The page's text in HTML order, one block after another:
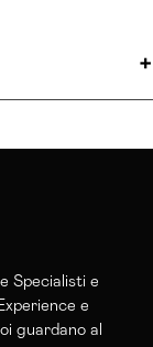
Specialisti e
e
guardano al